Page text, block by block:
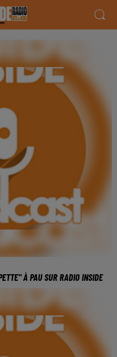
À PAU SUR RADIO INSIDE